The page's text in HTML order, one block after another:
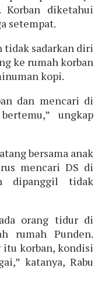
diketahui
setempat.
tidak sadarkan diri
ke rumah korban
kopi.
dan mencari di
ungkap
bersama anak
mencari DS di
dipanggil tidak
orang tidur di
rumah Punden.
korban, kondisi
katanya, Rabu